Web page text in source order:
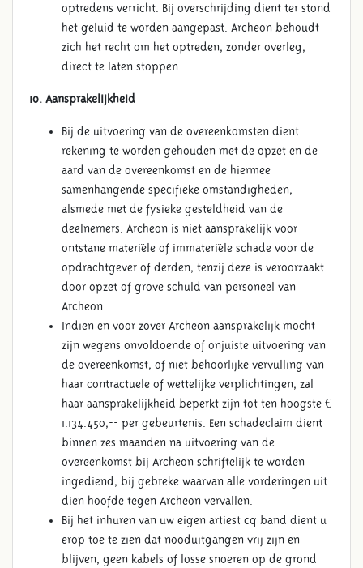
optredens verricht. Bij overschrijding dient ter stond
het geluid te worden aangepast. Archeon behoudt
zich het recht om het optreden, zonder overleg,
direct te laten stoppen.
10. Aansprakelijkheid
Bij de uitvoering van de overeenkomsten dient
rekening te worden gehouden met de opzet en de
aard van de overeenkomst en de hiermee
samenhangende specifieke omstandigheden,
alsmede met de fysieke gesteldheid van de
deelnemers. Archeon is niet aansprakelijk voor
ontstane materiële of immateriële schade voor de
opdrachtgever of derden, tenzij deze is veroorzaakt
door opzet of grove schuld van personeel van
Archeon.
Indien en voor zover Archeon aansprakelijk mocht
zijn wegens onvoldoende of onjuiste uitvoering van
de overeenkomst, of niet behoorlijke vervulling van
haar contractuele of wettelijke verplichtingen, zal
haar aansprakelijkheid beperkt zijn tot ten hoogste €
1.134.450,-- per gebeurtenis. Een schadeclaim dient
binnen zes maanden na uitvoering van de
overeenkomst bij Archeon schriftelijk te worden
ingediend, bij gebreke waarvan alle vorderingen uit
dien hoofde tegen Archeon vervallen.
Bij het inhuren van uw eigen artiest cq band dient u
erop toe te zien dat nooduitgangen vrij zijn en
blijven, geen kabels of losse snoeren op de grond